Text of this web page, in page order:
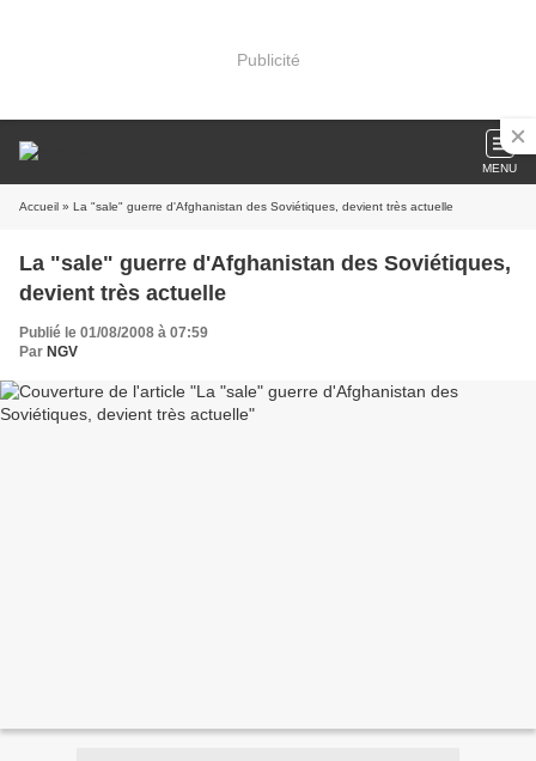
Publicité
MENU
Accueil » La "sale" guerre d'Afghanistan des Soviétiques, devient très actuelle
La "sale" guerre d'Afghanistan des Soviétiques,
devient très actuelle
Publié le 01/08/2008 à 07:59
Par NGV